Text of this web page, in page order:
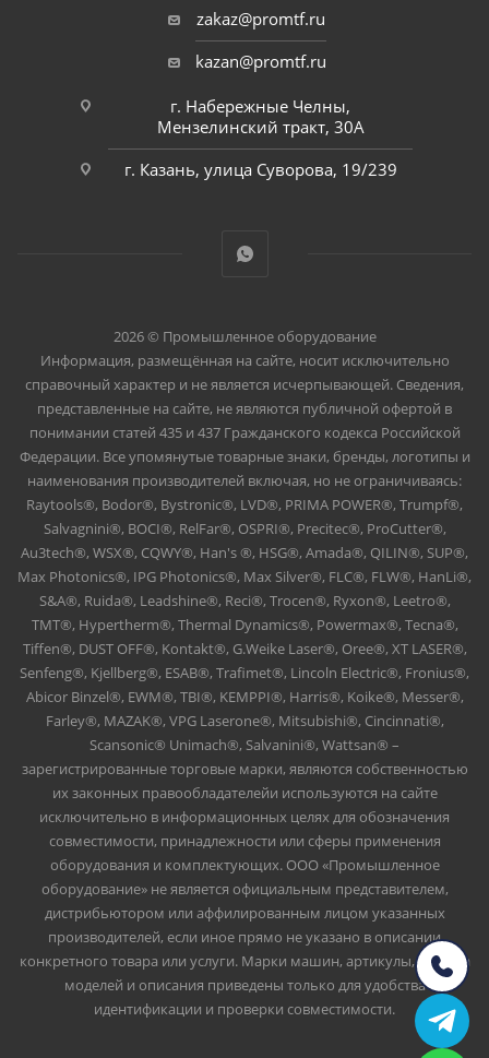
zakaz@promtf.ru
kazan@promtf.ru
г. Набережные Челны,
Мензелинский тракт, 30А
г. Казань, улица Суворова, 19/239
2026 © Промышленное оборудование
Информация, размещённая на сайте, носит исключительно
справочный характер и не является исчерпывающей. Сведения,
представленные на сайте, не являются публичной офертой в
понимании статей 435 и 437 Гражданского кодекса Российской
Федерации. Все упомянутые товарные знаки, бренды, логотипы и
наименования производителей включая, но не ограничиваясь:
Raytools®, Bodor®, Bystronic®, LVD®, PRIMA POWER®, Trumpf®,
Salvagnini®, BOCI®, RelFar®, OSPRI®, Precitec®, ProCutter®,
Au3tech®, WSX®, CQWY®, Han's ®, HSG®, Amada®, QILIN®, SUP®,
Max Photonics®, IPG Photonics®, Max Silver®, FLC®, FLW®, HanLi®,
S&A®, Ruida®, Leadshine®, Reci®, Trocen®, Ryxon®, Leetro®,
TMT®, Hypertherm®, Thermal Dynamics®, Powermax®, Tecna®,
Tiffen®, DUST OFF®, Kontakt®, G.Weike Laser®, Oree®, XT LASER®,
Senfeng®, Kjellberg®, ESAB®, Trafimet®, Lincoln Electric®, Fronius®,
Abicor Binzel®, EWM®, TBI®, KEMPPI®, Harris®, Koike®, Messer®,
Farley®, MAZAK®, VPG Laserone®, Mitsubishi®, Cincinnati®,
Scansonic® Unimach®, Salvanini®, Wattsan® –
зарегистрированные торговые марки, являются собственностью
их законных правообладателейи используются на сайте
исключительно в информационных целях для обозначения
совместимости, принадлежности или сферы применения
оборудования и комплектующих. ООО «Промышленное
оборудование» не является официальным представителем,
дистрибьютором или аффилированным лицом указанных
производителей, если иное прямо не указано в описании
конкретного товара или услуги. Марки машин, артикулы, номера
моделей и описания приведены только для удобства
идентификации и проверки совместимости.